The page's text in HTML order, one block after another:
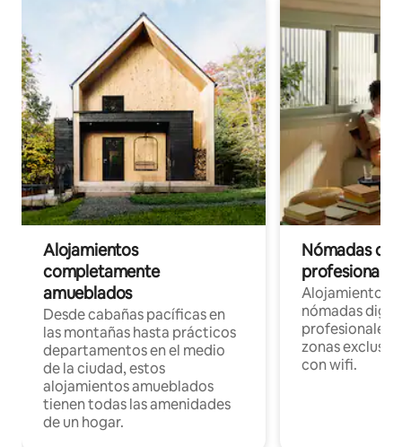
Alojamientos
completamente
amueblados
Desde cabañas pacíficas en
las montañas hasta prácticos
departamentos en el medio
de la ciudad, estos
alojamientos amueblados
tienen todas las amenidades
de un hogar.
Nómadas
Alojamientos
nómadas
profesionales
zonas
con wifi.